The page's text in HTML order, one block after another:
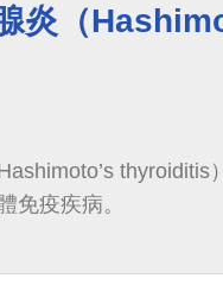
炎（
免疫疾病。